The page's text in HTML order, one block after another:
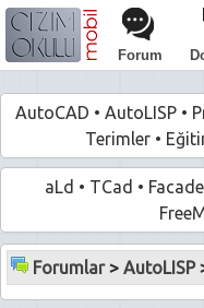
Forum
AutoCAD • AutoLISP •
Terimler •
aLd • TCad •
Forumlar>AutoLISP